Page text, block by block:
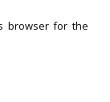
browser for the